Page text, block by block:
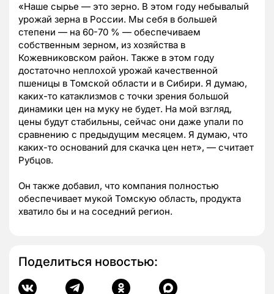
«Наше сырье — это зерно. В этом году небывалый
урожай зерна в России. Мы себя в большей
степени — на 60-70 % — обеспечиваем
собственным зерном, из хозяйства в
Кожевниковском район. Также в этом году
достаточно неплохой урожай качественной
пшеницы в Томской области и в Сибири. Я думаю,
каких-то катаклизмов с точки зрения большой
динамики цен на муку не будет. На мой взгляд,
цены будут стабильны, сейчас они даже упали по
сравнению с предыдущим месяцем. Я думаю, что
каких-то оснований для скачка цен нет», — считает
Рубцов.
Он также добавил, что компания полностью
обеспечивает мукой Томскую область, продукта
хватило бы и на соседний регион.
Поделиться новостью: